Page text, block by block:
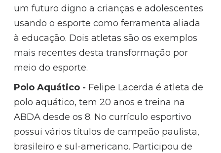
um futuro digno a crianças e adolescentes
usando o esporte como ferramenta aliada
à educação. Dois atletas são os exemplos
mais recentes desta transformação por
meio do esporte.
Polo Aquático - Felipe Lacerda é atleta de
polo aquático, tem 20 anos e treina na
ABDA desde os 8. No currículo esportivo
possui vários títulos de campeão paulista,
brasileiro e sul-americano. Participou de